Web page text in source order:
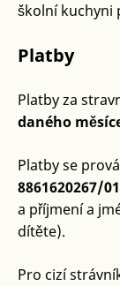
školní kuchyni
Platby
Platby za
daného
Platby se
8861620267/
a příjmení a
dítěte).
Pro cizí